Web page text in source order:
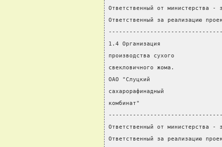
Ответственный от министерства -
Ответственный за реализацию
1.4 Организация
производства сухого
свекловичного жома.
ОАО "Слуцкий
сахарорафинадный
комбинат"
Ответственный от министерства -
Ответственный за реализацию